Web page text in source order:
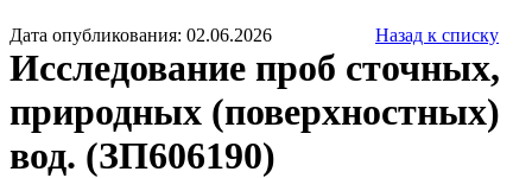
Дата опубликования: 02.06.2026 Назад к списку
Исследование проб сточных,
природных (поверхностных)
вод. (ЗП606190)